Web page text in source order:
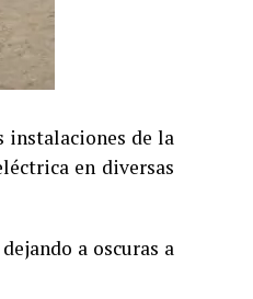
instalaciones de la
en diversas
a oscuras a